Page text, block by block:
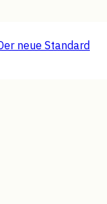
neue Standard